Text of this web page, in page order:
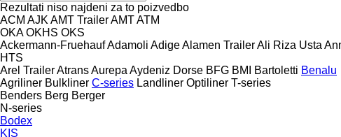
Rezultati niso najdeni za to poizvedbo
ACM AJK AMT TrailerAMTATM
OKA OKHS OKS
Ackermann-FruehaufAdamoli AdigeAlamen TrailerAli Riza Usta
HTS
Arel TrailerAtransAurepa Aydeniz Dorse BFG BMI Bartoletti Benalu
Agriliner Bulkliner C-series Landliner Optiliner T-series
Benders Berg Berger
N-series
Bodex
KIS